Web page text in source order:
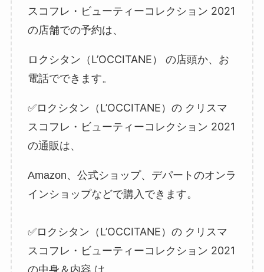
スコフレ・ビューティーコレクション 2021
の店舗での予約は、
ロクシタン（L’OCCITANE）
の店頭か、お
電話でできます。
✅ロクシタン（L’OCCITANE）の クリスマ
スコフレ・ビューティーコレクション 2021
の通販は、
Amazon、公式ショップ、デパートのオンラ
インショップなどで購入できます。
✅ロクシタン（L’OCCITANE）の クリスマ
スコフレ・ビューティーコレクション 2021
の中身＆内容